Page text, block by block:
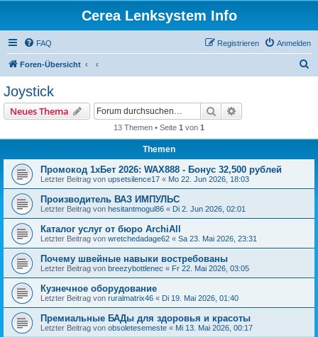
Cerea Lenksystem Info
FAQ Anmelden
Registrieren
Foren-Übersicht
Joystick
Neues Thema Suche
13 Themen • Seite 1 von 1
Themen
Промокод 1хБет 2026: WAX888 - Бонус 32,500 рублей
Letzter Beitrag von upsetsilence17 « Mo 22. Jun 2026, 18:03
Производитель ВАЗ ИМПУЛЬС
Letzter Beitrag von hesitantmogul86 « Di 2. Jun 2026, 02:01
Каталог услуг от бюро ArchiAll
Letzter Beitrag von wretchedadage62 « Sa 23. Mai 2026, 23:31
Почему швейные навыки востребованы
Letzter Beitrag von breezybottlenec « Fr 22. Mai 2026, 03:05
Кузнечное оборудование
Letzter Beitrag von ruralmatrix46 « Di 19. Mai 2026, 01:40
Премиальные БАДы для здоровья и красоты
Letzter Beitrag von obsoletesemeste « Mi 13. Mai 2026, 00:17